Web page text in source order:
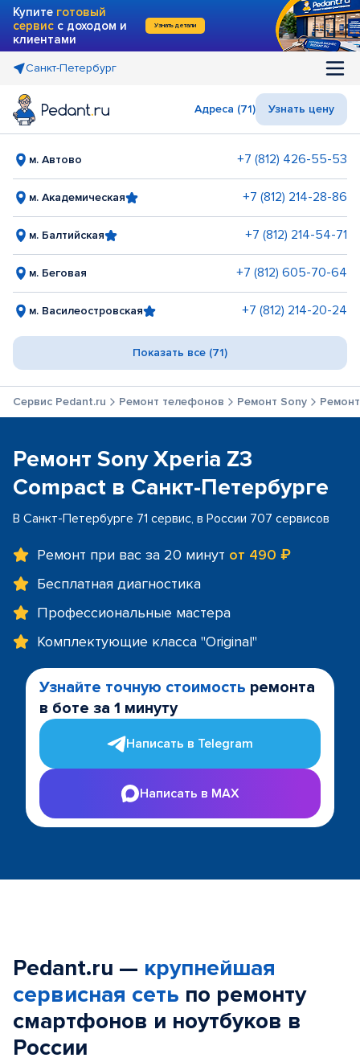
Купите готовый
сервис с доходом и
клиентами
Узнать детали
Санкт-Петербург
Адреса (71) Узнать цену
м. Автово +7 (812) 426-55-53
м. Академическая +7 (812) 214-28-86
м. Балтийская +7 (812) 214-54-71
м. Беговая +7 (812) 605-70-64
м. Василеостровская +7 (812) 214-20-24
Показать все (71)
Сервис Pedant.ru Ремонт телефонов Ремонт Sony
Ремонт Sony Xperia Z3
Compact в Санкт-Петербурге
В Санкт-Петербурге 71 сервис, в России 707 сервисов
Ремонт при вас за 20 минут от 490 ₽
Бесплатная диагностика
Профессиональные мастера
Комплектующие класса "Original"
Узнайте точную стоимость ремонта
в боте за 1 минуту
Написать в Telegram
Написать в MAX
Pedant.ru — крупнейшая
сервисная сеть по ремонту
смартфонов и ноутбуков в
России